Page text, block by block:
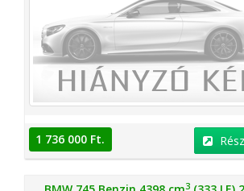
1 736 000 Ft.
3